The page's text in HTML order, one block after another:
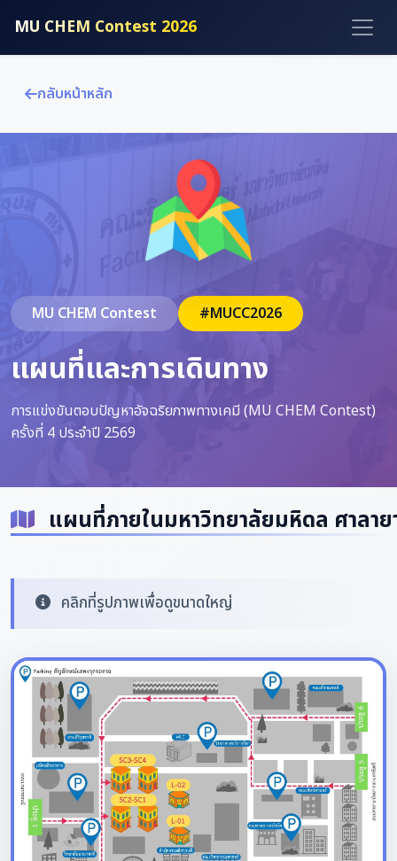
MU CHEM Contest 2026
กลับหน้าหลัก
MU CHEM Contest #MUCC2026
แผนที่และการเดินทาง
การแข่งขันตอบปัญหาอัจฉริยภาพทางเคมี (MU CHEM Contest)
ครั้งที่ 4 ประจำปี 2569
แผนที่ภายในมหาวิทยาลัยมหิดล ศาลาย
คลิกที่รูปภาพเพื่อดูขนาดใหญ่